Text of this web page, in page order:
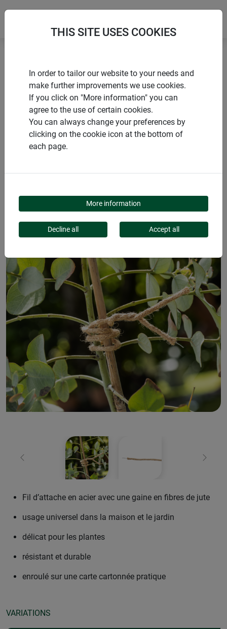
Accueil Liens & clips Fil de fer revêtu de jute
PRODUITS
FIL DE FER REVÊTU DE
retour
Fil d’attache en acier avec une gaine en fibres de jute
usage universel dans la maison et le jardin
délicat pour les plantes
résistant et durable
enroulé sur une carte cartonnée pratique
VARIATIONS
THIS SITE USES COOKIES
In order to tailor our website to your needs and
make further improvements we use cookies.
If you click on "More information" you can
agree to the use of certain cookies.
You can always change your preferences by
clicking on the cookie icon at the bottom of
each page.
More information
Decline all Accept all